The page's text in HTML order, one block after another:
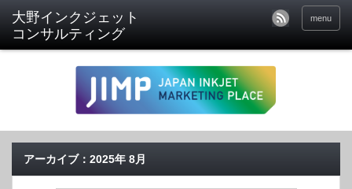
menu
アーカイブ：2025年 8月